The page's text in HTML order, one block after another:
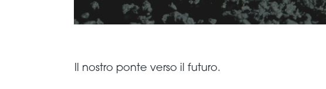
Il nostro ponte verso il futuro.